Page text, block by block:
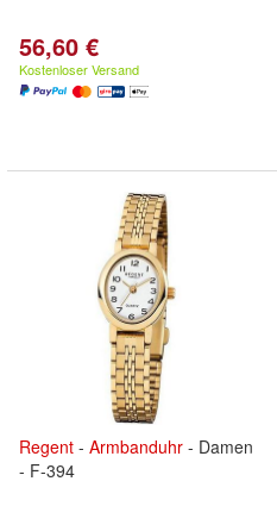
56,60 €
Kostenloser Versand
Regent - Armbanduhr - Damen
- F-394